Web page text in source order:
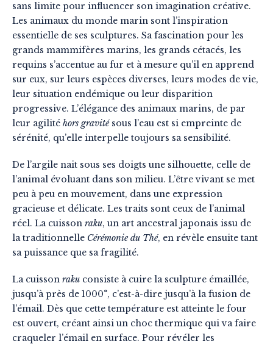
sans limite pour influencer son imagination créative.
Les animaux du monde marin sont l’inspiration
essentielle de ses sculptures. Sa fascination pour les
grands mammifères marins, les grands cétacés, les
requins s’accentue au fur et à mesure qu’il en apprend
sur eux, sur leurs espèces diverses, leurs modes de vie,
leur situation endémique ou leur disparition
progressive. L’élégance des animaux marins, de par
leur agilité hors gravitésous l’eau est si empreinte de
sérénité, qu’elle interpelle toujours sa sensibilité.
De l’argile nait sous ses doigts une silhouette, celle de
l’animal évoluant dans son milieu. L’être vivant se met
peu à peu en mouvement, dans une expression
gracieuse et délicate. Les traits sont ceux de l’animal
réel. La cuisson raku, un art ancestral japonais issu de
la traditionnelle Cérémonie du Thé, en révèle ensuite tant
sa puissance que sa fragilité.
La cuisson raku consiste à cuire la sculpture émaillée,
jusqu’à près de 1000°, c’est-à-dire jusqu’à la fusion de
l’émail. Dès que cette température est atteinte le four
est ouvert, créant ainsi un choc thermique qui va faire
craqueler l’émail en surface. Pour révéler les